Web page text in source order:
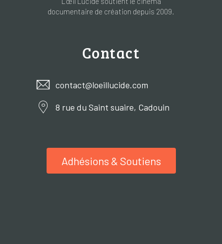
documentaire de création depuis 2009.
Contact
contact@loeillucide.com
8 rue du Saint suaire, Cadouin
Adhésions & Soutiens